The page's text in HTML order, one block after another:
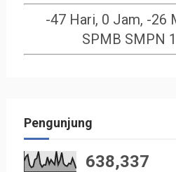
-47 Hari, 0 Jam, -26
SPMB SMPN
Pengunjung
638,337